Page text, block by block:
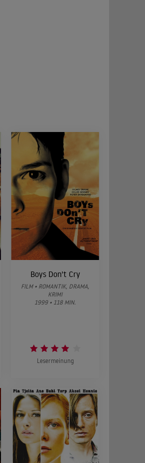
Boys Don't Cry
FILM • ROMANTIK, DRAMA,
KRIMI
1999 • 118 MIN.
Lesermeinung